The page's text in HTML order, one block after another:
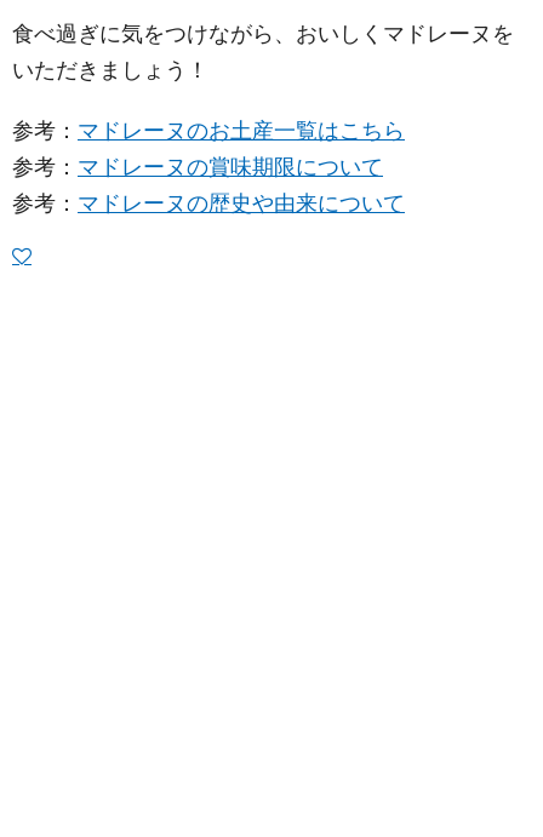
食べ過ぎに気をつけながら、おいしくマドレーヌを
いただきましょう！
参考： マドレーヌのお土産一覧はこちら
参考： マドレーヌの賞味期限について
参考： マドレーヌの歴史や由来について